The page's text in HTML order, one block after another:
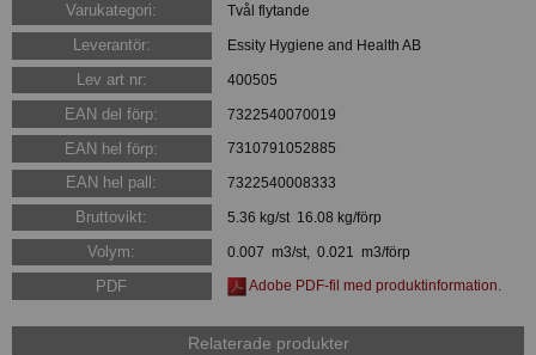
Varukategori: Tvål flytande
Leverantör: Essity Hygiene and Health AB
Lev art nr: 400505
EAN del förp: 7322540070019
EAN hel förp: 7310791052885
EAN hel pall: 7322540008333
Bruttovikt: 5.36 kg/st 16.08 kg/förp
Volym: 0.007 m3/st, 0.021 m3/förp
PDF Adobe PDF-fil med produktinformation.
Relaterade produkter